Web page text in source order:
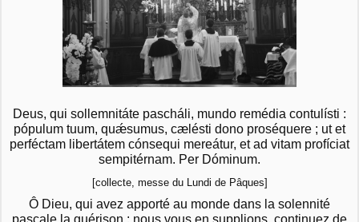
Deus, qui sollemnitáte pascháli, mundo remédia contulísti :
pópulum tuum, quǽsumus, cælésti dono proséquere ; ut et
perféctam libertátem cónsequi mereátur, et ad vitam profíciat
sempitérnam. Per Dóminum.
[collecte, messe du Lundi de Pâques]
Ô Dieu, qui avez apporté au monde dans la solennité
pascale la guérison : nous vous en supplions, continuez de